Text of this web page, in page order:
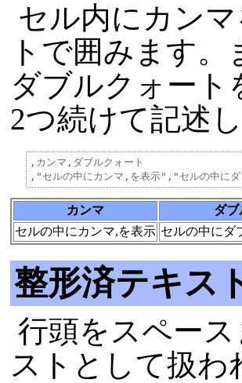
セル内にカン
トで囲みます
ダブルクォート
2つ続けて記述し
,カンマ,ダブルクォート
カンマ
ダブ
セルの中にカンマ,を表示 セルの中にダ
整形済テキス
行頭をスペー
ストとして扱わ